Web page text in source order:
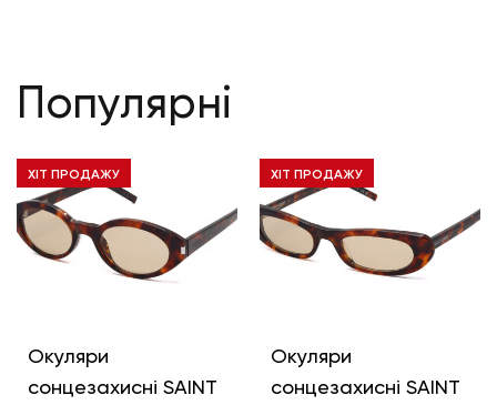
Популярні
ХІТ ПРОДАЖУ
Окуляри
сонцезахисні SAINT
ХІТ ПРОДАЖУ
Окуляри
сонцезахисні SAINT